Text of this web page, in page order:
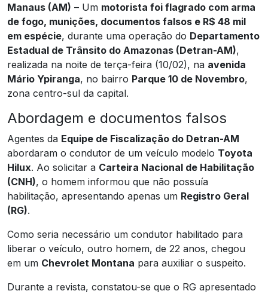
Manaus (AM) – Um motorista foi flagrado com arma
de fogo, munições, documentos falsos e R$ 48 mil
em espécie, durante uma operação do Departamento
Estadual de Trânsito do Amazonas (Detran-AM),
realizada na noite de terça-feira (10/02), na avenida
Mário Ypiranga, no bairro Parque 10 de Novembro,
zona centro-sul da capital.
Abordagem e documentos falsos
Agentes da Equipe de Fiscalização do Detran-AM
abordaram o condutor de um veículo modelo Toyota
Hilux. Ao solicitar a Carteira Nacional de Habilitação
(CNH), o homem informou que não possuía
habilitação, apresentando apenas um Registro Geral
(RG).
Como seria necessário um condutor habilitado para
liberar o veículo, outro homem, de 22 anos, chegou
em um Chevrolet Montana para auxiliar o suspeito.
Durante a revista, constatou-se que o RG apresentado